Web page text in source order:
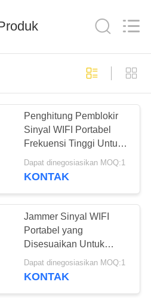
21
Penghitung Pemblokir
Sinyal WIFI Portabel
Frekuensi Tinggi Untuk
2G - 5G / Bluetooth
Dapat dinegosiasikan MOQ:1
KONTAK
Jammer Sinyal WIFI
Portabel yang
Disesuaikan Untuk
Warna Hitam 2G / 3G /
4G / 5G
Dapat dinegosiasikan MOQ:1
KONTAK